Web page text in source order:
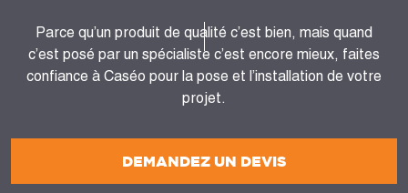
DEMANDEZ UN DEVIS
Parce qu’un produit de qualité c’est bien, mais quand
c’est posé par un spécialiste c’est encore mieux, faites
confiance à Caséo pour la pose et l’installation de votre
projet.